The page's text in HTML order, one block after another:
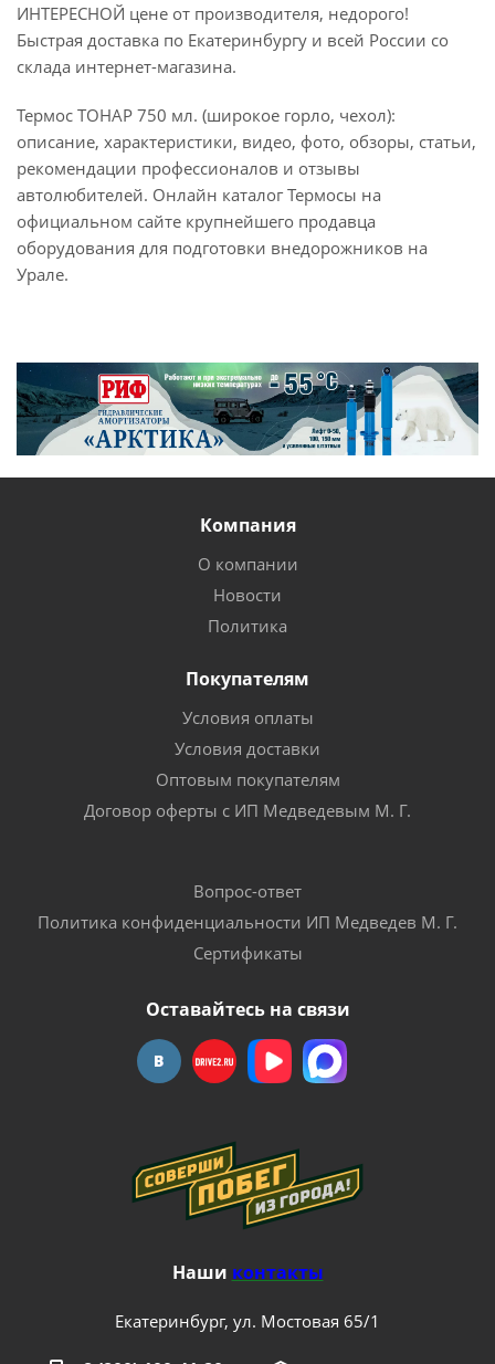
ИНТЕРЕСНОЙ цене от производителя, недорого!
Быстрая доставка по Екатеринбургу и всей России со
склада интернет-магазина.
Термос ТОНАР 750 мл. (широкое горло, чехол):
описание, характеристики, видео, фото, обзоры, статьи,
рекомендации профессионалов и отзывы
автолюбителей. Онлайн каталог Термосы на
официальном сайте крупнейшего продавца
оборудования для подготовки внедорожников на
Урале.
Компания
О компании
Новости
Политика
Покупателям
Условия оплаты
Условия доставки
Оптовым покупателям
Договор оферты с ИП Медведевым М. Г.
Вопрос-ответ
Политика конфиденциальности ИП Медведев М. Г.
Сертификаты
Оставайтесь на связи
Наши контакты
Екатеринбург, ул. Мостовая 65/1